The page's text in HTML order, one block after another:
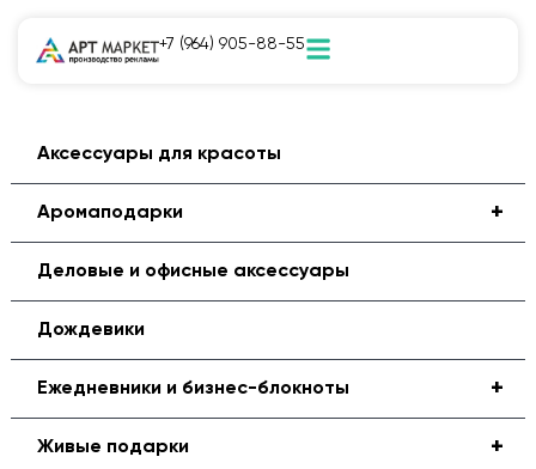
+7 (964) 905-88-55
Аксессуары для красоты
+
Аромаподарки
Деловые и офисные аксессуары
Дождевики
+
Ежедневники и бизнес-блокноты
+
Живые подарки